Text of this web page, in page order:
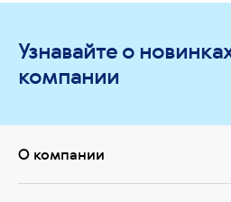
Узнавайте о
компании
О компании